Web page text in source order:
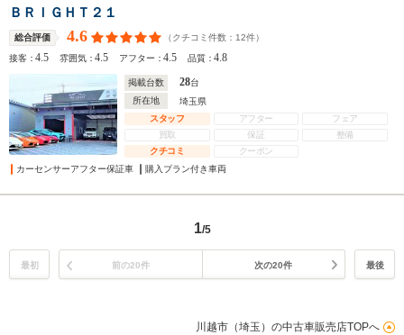
ＢＲＩＧＨＴ２１
総合評価 4.6 （クチコミ件数： 12件）
接客：4.5 雰囲気：4.5 アフター：4.5 品質：4.8
掲載台数 28台
所在地
埼玉県
スタッフ
アフター
フェア
買取
保証
整備
クチコミ
クーポン
カーセンサーアフター保証車
購入プラン付き車両
1/5
最初 前の20件 次の20件 最後
川越市（埼玉）の中古車販売店TOPへ